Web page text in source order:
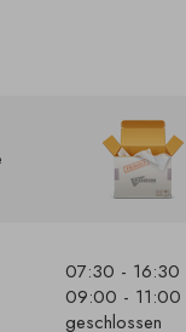
07:30 - 16:30
09:00 - 11:00
geschlossen